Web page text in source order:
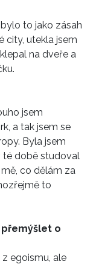
to jako zásah
city, utekla jsem
na dveře a
jsem
a tak jsem se
Byla jsem
té době studoval
co dělám za
to
přemýšlet o
egoismu, ale